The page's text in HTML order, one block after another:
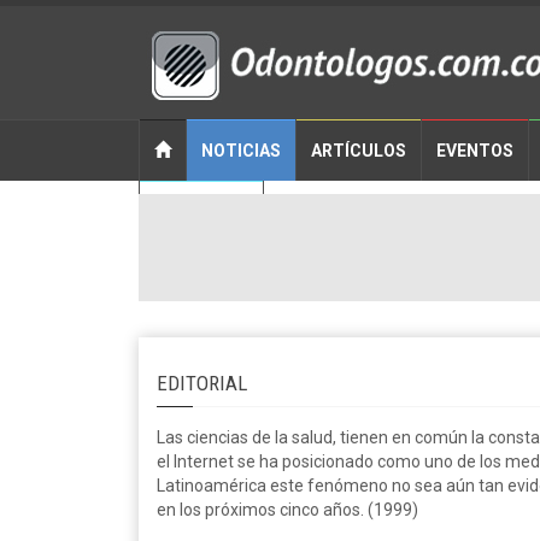
NOTICIAS ARTÍCULOS EVENTOS
EDITORIAL
Las ciencias de la salud, tienen en común la
el Internet se ha posicionado como uno de los
Latinoamérica este fenómeno no sea aún tan
en los próximos cinco años. (1999)